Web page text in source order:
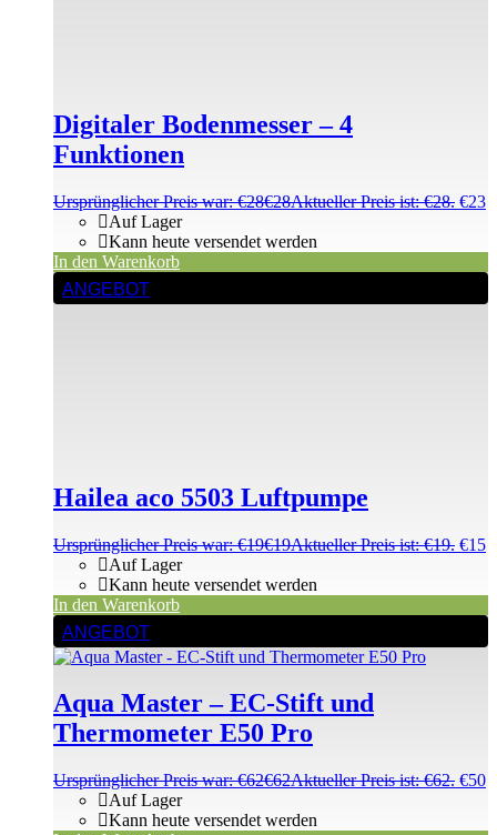
Digitaler Bodenmesser – 4
Funktionen
Ursprünglicher Preis war: €28€28Aktueller Preis ist: €28. €23
Auf Lager
Kann heute versendet werden
In den Warenkorb
ANGEBOT
Hailea aco 5503 Luftpumpe
Ursprünglicher Preis war: €19€19Aktueller Preis ist: €19. €15
Auf Lager
Kann heute versendet werden
In den Warenkorb
ANGEBOT
Aqua Master – EC-Stift und
Thermometer E50 Pro
Ursprünglicher Preis war: €62€62Aktueller Preis ist: €62. €50
Auf Lager
Kann heute versendet werden